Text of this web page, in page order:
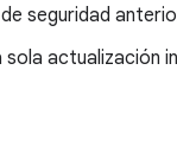
seguridad
actualización